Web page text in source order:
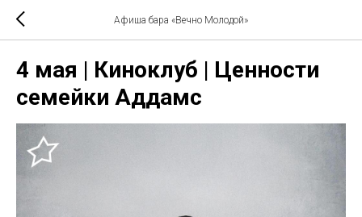
Афиша бара «Вечно Молодой»
4 мая | Киноклуб | Ценности
семейки Аддамс